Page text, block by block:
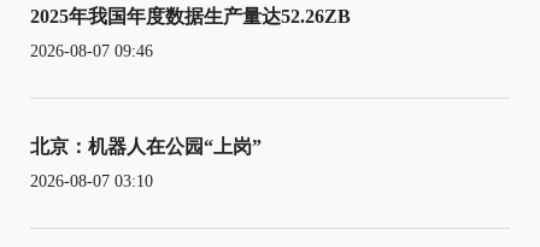
2025年我国年度数据生产量达52.26ZB
2026-08-07 09:46
北京：机器人在公园“上岗”
2026-08-07 03:10